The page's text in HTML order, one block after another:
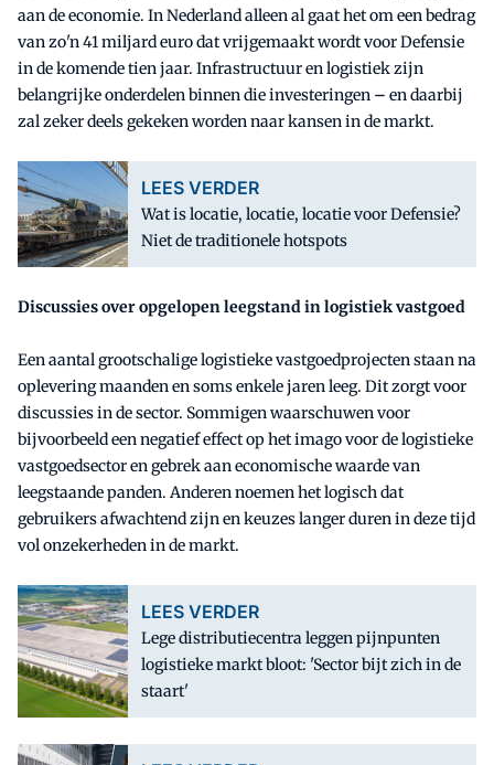
aan de economie. In Nederland alleen al gaat het om een bedrag
van zo'n 41 miljard euro dat vrijgemaakt wordt voor Defensie
in de komende tien jaar. Infrastructuur en logistiek zijn
belangrijke onderdelen binnen die investeringen – en daarbij
zal zeker deels gekeken worden naar kansen in de markt.
LEES VERDER
Wat is locatie, locatie, locatie voor Defensie?
Niet de traditionele hotspots
Discussies over opgelopen leegstand in logistiek vastgoed
Een aantal grootschalige logistieke vastgoedprojecten staan na
oplevering maanden en soms enkele jaren leeg. Dit zorgt voor
discussies in de sector. Sommigen waarschuwen voor
bijvoorbeeld een negatief effect op het imago voor de logistieke
vastgoedsector en gebrek aan economische waarde van
leegstaande panden. Anderen noemen het logisch dat
gebruikers afwachtend zijn en keuzes langer duren in deze tijd
vol onzekerheden in de markt.
LEES VERDER
Lege distributiecentra leggen pijnpunten
logistieke markt bloot: 'Sector bijt zich in de
staart'